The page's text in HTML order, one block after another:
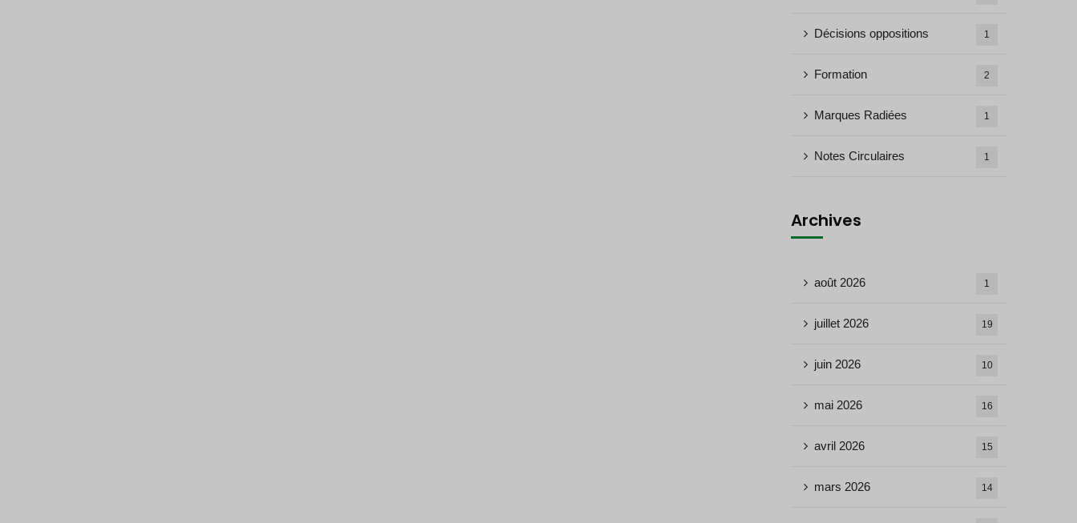
Décisions oppositions 1
Formation 2
Marques Radiées 1
Notes Circulaires 1
Archives
août 2026 1
juillet 2026 19
juin 2026 10
mai 2026 16
avril 2026 15
mars 2026 14